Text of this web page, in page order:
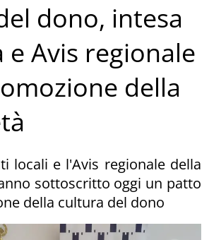
dono, intesa
e Avis regionale
della
locali e l'Avis regionale della
sottoscritto oggi un patto
della cultura del dono